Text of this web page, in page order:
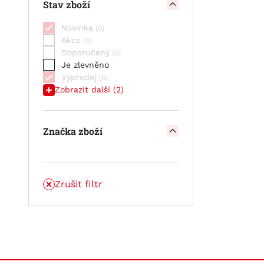
STAND BY BULL CELL OPzV -
článek
STAND BY BULL CELL VLIES SCV
Stav zboží
Novinka
Akce
Doporučený
Je zlevněno
Výprodej
Zobrazit další (2)
Značka zboží
Zrušit filtr